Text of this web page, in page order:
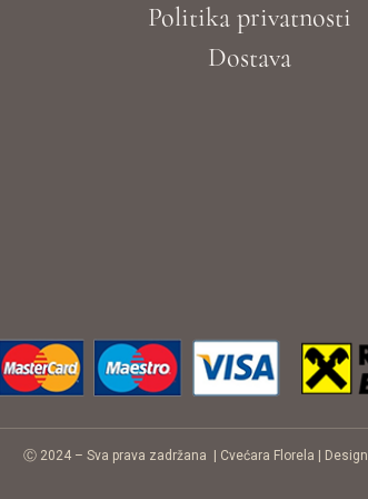
Politika privatnosti
Dostava
Ⓒ 2024 – Sva prava zadržana | Cvećara Florela |